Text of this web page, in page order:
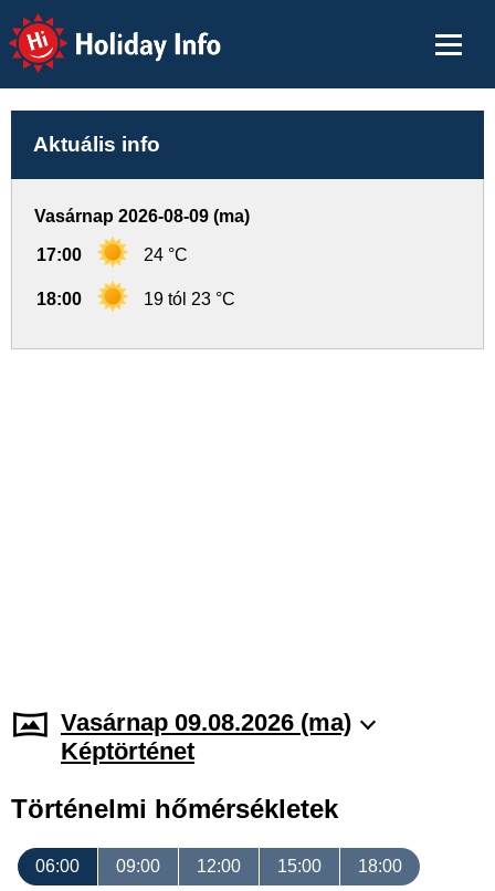
Holiday Info
Aktuális info
Vasárnap 2026-08-09 (ma)
17:00 24 °C
18:00 19 tól 23 °C
Vasárnap 09.08.2026 (ma)
Képtörténet
Történelmi hőmérsékletek
06:00 09:00 12:00 15:00 18:00